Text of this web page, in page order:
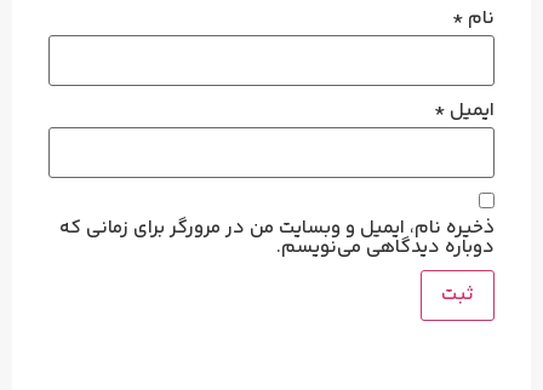
نام *
ایمیل *
ذخیره نام، ایمیل و وبسایت من در مرورگر برای زمانی که
دوباره دیدگاهی می‌نویسم.